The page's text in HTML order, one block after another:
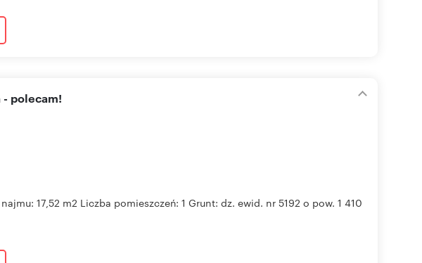
- polecam!
17,52 m2 Liczba pomieszczeń: 1 Grunt: dz. ewid. nr 5192 o pow. 1 410